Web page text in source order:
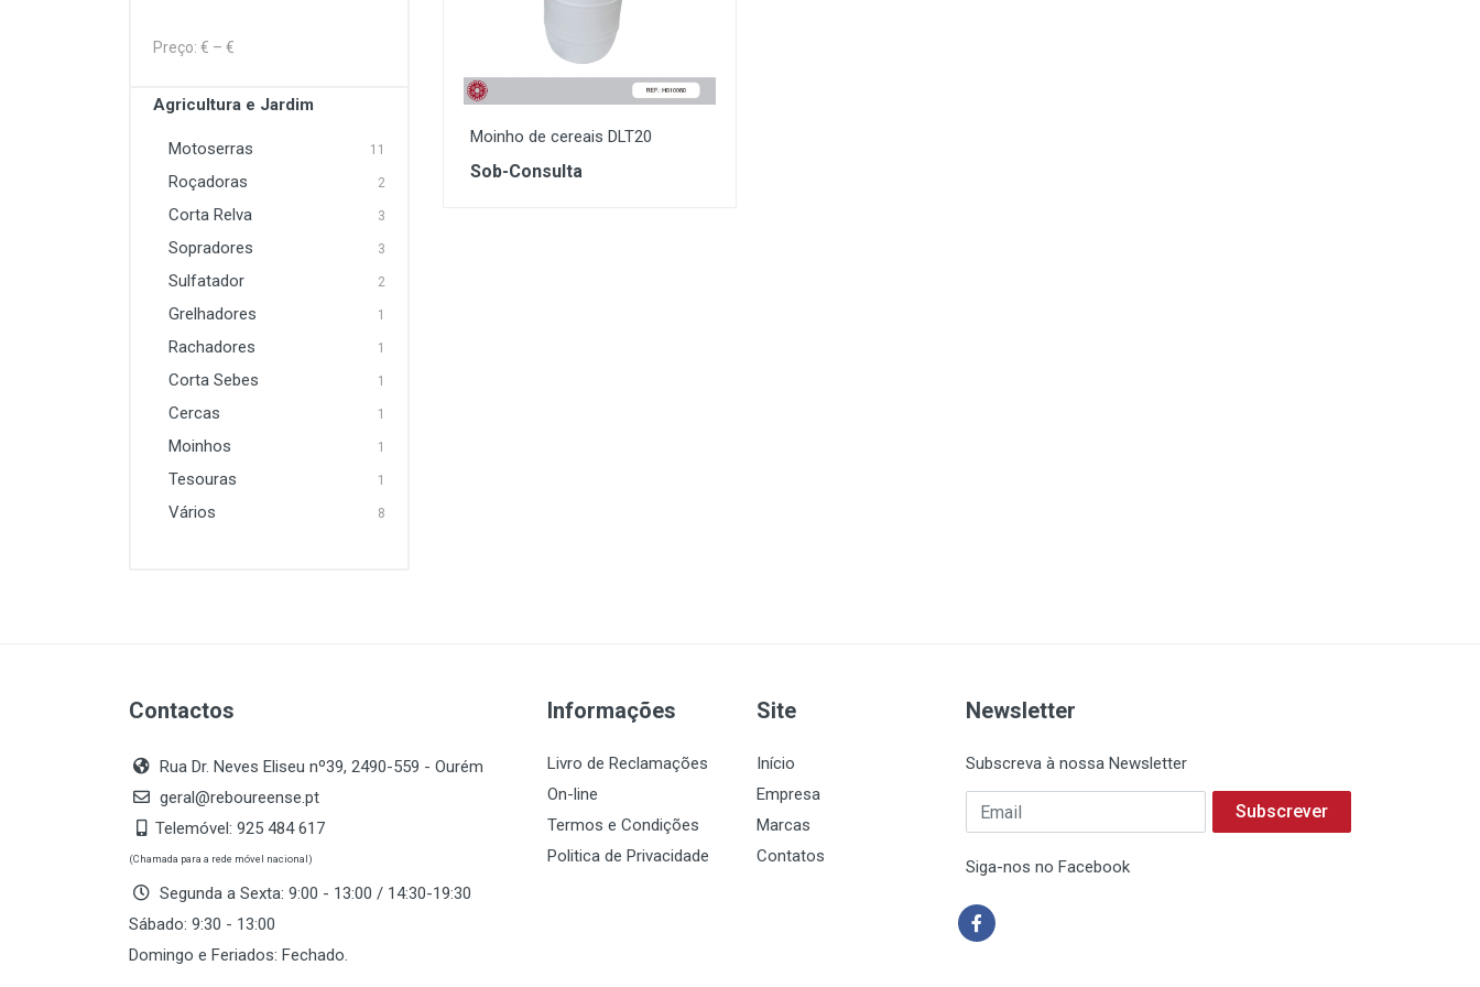
Preço: € – €
Agricultura e Jardim
Motoserras 11
Roçadoras 2
Corta Relva 3
Sopradores 3
Sulfatador 2
Grelhadores 1
Rachadores 1
Corta Sebes 1
Cercas 1
Moinhos 1
Tesouras 1
Vários 8
Moinho de cereais DLT20
Sob-Consulta
Contactos
Rua Dr. Neves Eliseu nº39, 2490-559 - Ourém
geral@reboureense.pt
Telemóvel: 925 484 617
(Chamada para a rede móvel nacional)
Segunda a Sexta: 9:00 - 13:00 / 14:30-19:30
Sábado: 9:30 - 13:00
Domingo e Feriados: Fechado.
Informações
Livro de Reclamações
On-line
Termos e Condições
Politica de Privacidade
Site
Início
Empresa
Marcas
Contatos
Newsletter
Subscreva à nossa Newsletter
Subscrever
Siga-nos no Facebook